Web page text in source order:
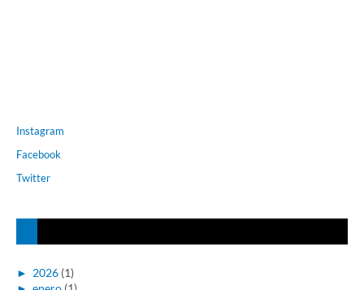
Instagram
Facebook
Twitter
► 2026 (1)